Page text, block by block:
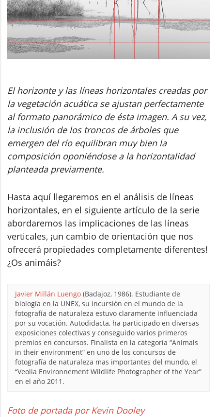
El horizonte y las líneas horizontales creadas por
la vegetación acuática se ajustan perfectamente
al formato panorámico de ésta imagen. A su vez,
la inclusión de los troncos de árboles que
emergen del río equilibran muy bien la
composición oponiéndose a la horizontalidad
planteada previamente.
Hasta aquí llegaremos en el análisis de líneas
horizontales, en el siguiente artículo de la serie
abordaremos las implicaciones de las líneas
verticales, ¡un cambio de orientación que nos
ofrecerá propiedades completamente diferentes!
¿Os animáis?
Javier Millán Luengo (Badajoz, 1986). Estudiante de
biología en la UNEX, su incursión en el mundo de la
fotografía de naturaleza estuvo claramente influenciada
por su vocación. Autodidacta, ha participado en diversas
exposiciones colectivas y conseguido varios primeros
premios en concursos. Finalista en la categoría “Animals
in their environment” en uno de los concursos de
fotografía de naturaleza mas importantes del mundo, el
“Veolia Environnement Wildlife Photographer of the Year”
en el año 2011.
Foto de portada por Kevin Dooley